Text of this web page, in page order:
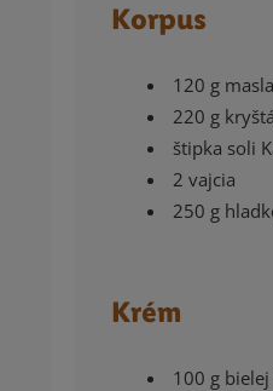
Korpus
120 g
220 g
štipka soli
2 vajcia
250 g
Krém
100 g